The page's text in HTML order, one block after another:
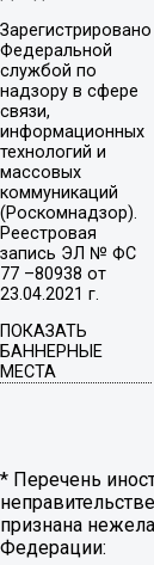
Зарегистрировано
Федеральной
службой по
надзору в сфере
связи,
информационных
технологий и
массовых
коммуникаций
(Роскомнадзор).
Реестровая
запись ЭЛ № ФС
77 –80938 от
23.04.2021 г.
ПОКАЗАТЬ
БАННЕРНЫЕ
МЕСТА
* Перечень
признана
Федерации: